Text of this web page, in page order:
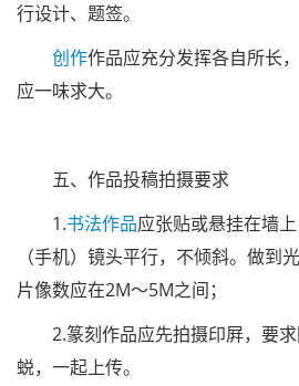
行设计、题签。
创作作品应充分发挥各自所长
应一味求大。
五、作品投稿拍摄要求
1.书法作品应张贴或悬挂在墙
（手机）镜头平行，不倾斜。做到
片像数应在2M～5M之间；
2.篆刻作品应先拍摄印屛，要
蜕，一起上传。